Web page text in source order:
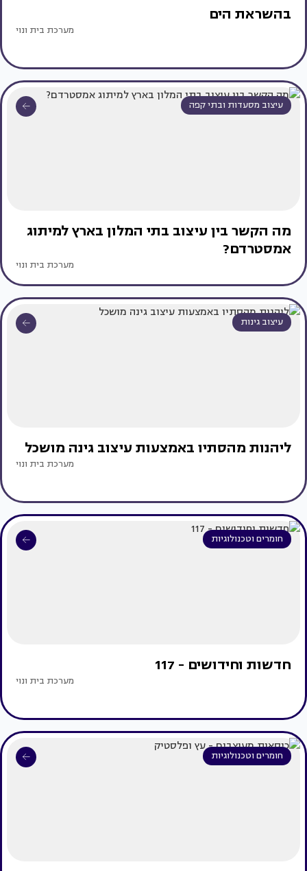
בהשראת הים
מערכת בית ונוי
עיצוב מסעדות ובתי קפה
מה הקשר בין עיצוב בתי המלון בארץ למיתוג
אמסטרדם?
מערכת בית ונוי
עיצוב גינות
ליהנות מהסתיו באמצעות עיצוב גינה מושכל
מערכת בית ונוי
חומרים וטכנולוגיות
חדשות וחידושים - 117
מערכת בית ונוי
חומרים וטכנולוגיות